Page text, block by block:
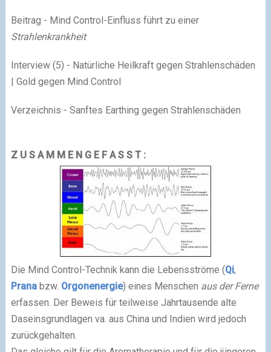
Beitrag - Mind Control-Einfluss führt zu einer
Strahlenkrankheit
Interview (5) - Natürliche Heilkraft gegen Strahlenschäden
| Gold gegen Mind Control
Verzeichnis - Sanftes Earthing gegen Strahlenschäden
Z U S A M M E N G E F A S S T :
Die Mind Control-Technik kann die Lebensströme (Qi,
Pranabzw. Orgonenergie) eines Menschen aus der Ferne
erfassen. Der Beweis für teilweise Jahrtausende alte
Daseinsgrundlagen va. aus China und Indien wird jedoch
zurückgehalten.